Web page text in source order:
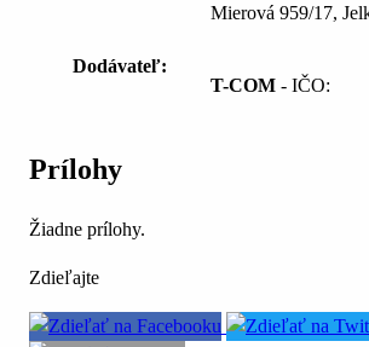
Mierová 959/17,
Dodávateľ:
T-COM - IČO:
Prílohy
Žiadne prílohy.
Zdieľajte